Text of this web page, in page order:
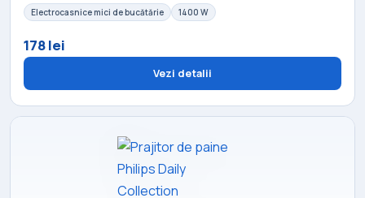
Electrocasnice mici de bucătărie 1400 W
178 lei
Vezi detalii